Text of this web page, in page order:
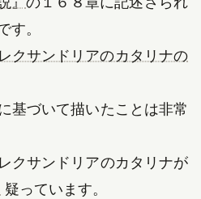
す。
クサンドリアのカタリナの
基づいて描いたことは非常
クサンドリアのカタリナが
疑っています。